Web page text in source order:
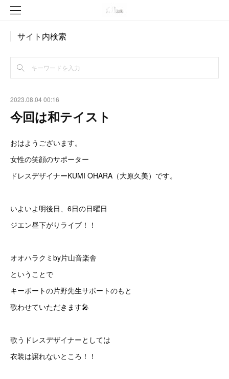
サイト内検索
2023.08.04 00:16
今回は和テイスト
おはようございます。
女性の笑顔のサポーター
ドレスデザイナーKUMI OHARA（大原久美）です。
いよいよ明後日、6日の日曜日
ジエン昼下がりライブ！！
オオハラクミby片山音楽舎
ということで
キーボートの片野先生サポートのもと
歌わせていただきます🎤
歌うドレスデザイナーとしては
衣装は譲れないところ！！